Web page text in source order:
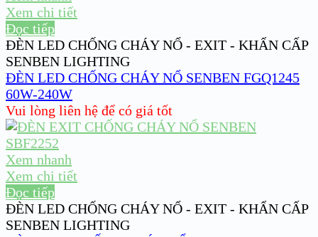
Xem chi tiết
Đọc tiếp
ĐÈN LED CHỐNG CHÁY NỔ - EXIT - KHẨN CẤP
SENBEN LIGHTING
ĐÈN LED CHỐNG CHÁY NỔ SENBEN FGQ1245
60W-240W
Vui lòng liên hệ để có giá tốt
Xem nhanh
Xem chi tiết
Đọc tiếp
ĐÈN LED CHỐNG CHÁY NỔ - EXIT - KHẨN CẤP
SENBEN LIGHTING